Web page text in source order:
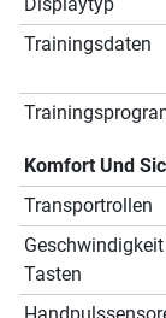
Trainingsdaten
Komfort Und
Transportrollen
Tasten